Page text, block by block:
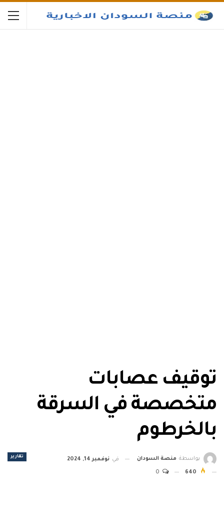
توقيف عصابات
متخصصة في السرقة
بالخرطوم
تقارير بواسطة منصة السودان في نوفمبر 14, 2024
640